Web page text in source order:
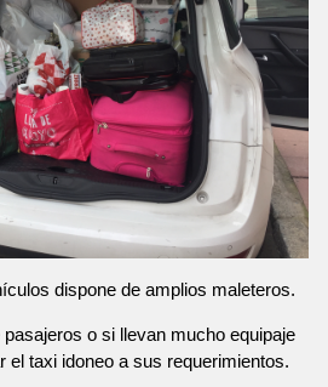
dispone de amplios maleteros.
o si llevan mucho equipaje
el taxi idoneo a sus requerimientos.